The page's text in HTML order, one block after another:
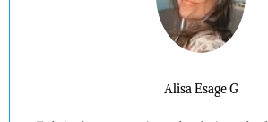
Alisa Esage G